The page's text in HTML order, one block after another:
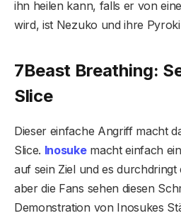
ihn heilen kann, falls er von
wird, ist Nezuko und ihre
7Beast Breathing:
Slice
Dieser einfache Angriff macht
Slice. Inosukemacht einfach
auf sein Ziel und es durchdringt
aber die Fans sehen diesen
Demonstration von Inosukes